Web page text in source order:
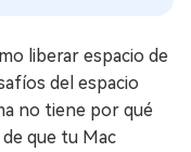
liberar espacio de
del espacio
no tiene por qué
que tu Mac